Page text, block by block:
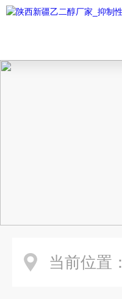
当前位置：